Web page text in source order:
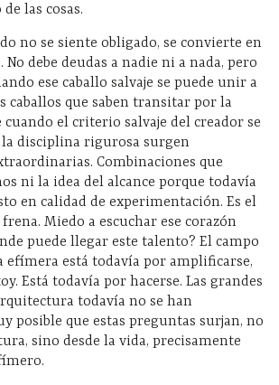
las cosas.
no se siente obligado, se convierte en
No debe deudas a nadie ni a nada, pero
ese caballo salvaje se puede unir a
caballos que saben transitar por la
cuando el criterio salvaje del creador se
disciplina rigurosa surgen
Combinaciones que
ni la idea del alcance porque todavía
en calidad de experimentación. Es el
Miedo a escuchar ese corazón
puede llegar este talento? El campo
efímera está todavía por amplificarse,
Está todavía por hacerse. Las grandes
todavía no se han
posible que estas preguntas surjan, no
sino desde la vida, precisamente